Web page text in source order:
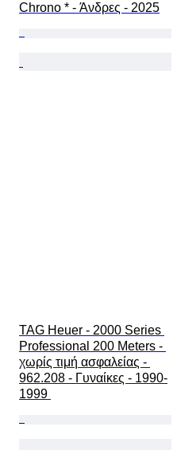
Chrono * - Άνδρες - 2025
TAG Heuer - 2000 Series
Professional 200 Meters -
χωρίς τιμή ασφαλείας -
962.208 - Γυναίκες - 1990-
1999